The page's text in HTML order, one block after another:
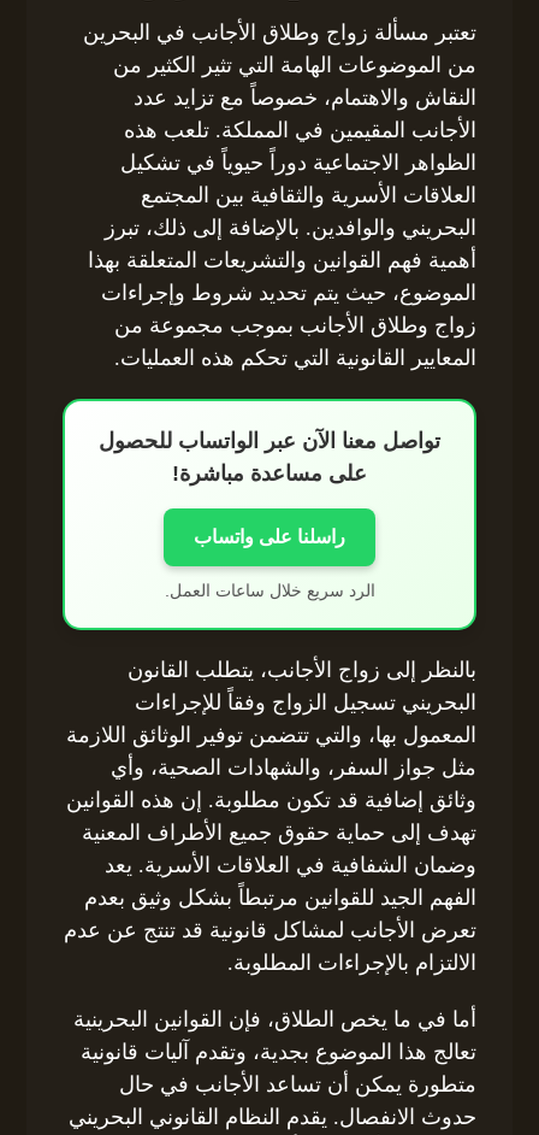
تعتبر مسألة زواج وطلاق الأجانب في البحرين
من الموضوعات الهامة التي تثير الكثير من
النقاش والاهتمام، خصوصاً مع تزايد عدد
الأجانب المقيمين في المملكة. تلعب هذه
الظواهر الاجتماعية دوراً حيوياً في تشكيل
العلاقات الأسرية والثقافية بين المجتمع
البحريني والوافدين. بالإضافة إلى ذلك، تبرز
أهمية فهم القوانين والتشريعات المتعلقة بهذا
الموضوع، حيث يتم تحديد شروط وإجراءات
زواج وطلاق الأجانب بموجب مجموعة من
المعايير القانونية التي تحكم هذه العمليات.
تواصل معنا الآن عبر الواتساب للحصول
على مساعدة مباشرة!
راسلنا على واتساب
الرد سريع خلال ساعات العمل.
بالنظر إلى زواج الأجانب، يتطلب القانون
البحريني تسجيل الزواج وفقاً للإجراءات
المعمول بها، والتي تتضمن توفير الوثائق اللازمة
مثل جواز السفر، والشهادات الصحية، وأي
وثائق إضافية قد تكون مطلوبة. إن هذه القوانين
تهدف إلى حماية حقوق جميع الأطراف المعنية
وضمان الشفافية في العلاقات الأسرية. يعد
الفهم الجيد للقوانين مرتبطاً بشكل وثيق بعدم
تعرض الأجانب لمشاكل قانونية قد تنتج عن عدم
الالتزام بالإجراءات المطلوبة.
أما في ما يخص الطلاق، فإن القوانين البحرينية
تعالج هذا الموضوع بجدية، وتقدم آليات قانونية
متطورة يمكن أن تساعد الأجانب في حال
حدوث الانفصال. يقدم النظام القانوني البحريني